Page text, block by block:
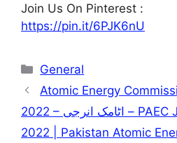
Join Us On Pinterest :
https://pin.it/6PJK6nU
Categories
General
Atomic Energy
2022 – اٹامک انرجی – PAEC Jobs November
2022 | Pakistan Atomic